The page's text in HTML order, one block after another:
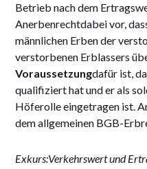
Betrieb nach dem
Anerbenrechtdabei vor,
männlichen Erben der
verstorbenen Erblassers
Voraussetzungdafür ist,
qualifiziert hat und er als
Höferolle eingetragen ist.
dem allgemeinen BGB-
Exkurs:Verkehrswert und